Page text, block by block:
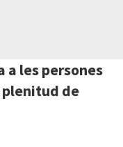
persones
plenitud de